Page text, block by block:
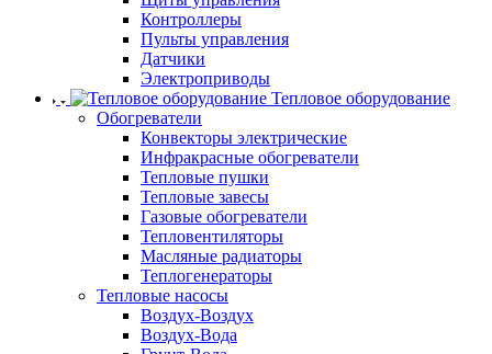
Контроллеры
Пульты управления
Датчики
Электроприводы
Тепловое оборудование
Обогреватели
Конвекторы электрические
Инфракрасные обогреватели
Тепловые пушки
Тепловые завесы
Газовые обогреватели
Тепловентиляторы
Масляные радиаторы
Теплогенераторы
Тепловые насосы
Воздух-Воздух
Воздух-Вода